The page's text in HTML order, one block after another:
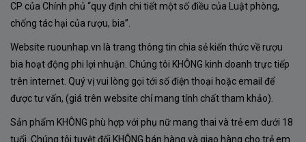
CP của Chính phủ “quy định chi tiết một số điều của Luật phòng,
chống tác hại của rượu, bia”.
Website ruounhap.vn là trang thông tin chia sẻ kiến thức về rượu
bia hoạt động phi lợi nhuận. Chúng tôi KHÔNG kinh doanh trực tiếp
trên internet. Quý vị vui lòng gọi tới số điện thoại hoặc email để
được tư vấn, (giá trên website chỉ mang tính chất tham khảo).
Sản phẩm KHÔNG phù hợp với phụ nữ mang thai và trẻ em dưới 18
tuổi. Chúng tôi tuyệt đối KHÔNG bán hàng và giao hàng cho trẻ em